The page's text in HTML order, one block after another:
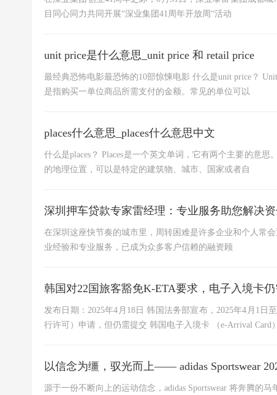
目同心同力共同开展“深业集团41周年开放周“活动
unit price是什么意思_unit price 和 retail price
最经典恐怖电影最恐怖的10部惊悚电影 什么是unit price？
是指购买一单位商品所需支付的金额。常见的单位可以
places什么意思_places什么意思中文
什么是places？ Places是一个英文单词，它有两个主要的意
的地理位置，可以是特定的建筑物、城市、国家或者自
深圳押车贷款专家雷经理：专业服务助您解决
在深圳这座快节奏的城市里，周转困难是许多企业和个人常
业经验和专业服务，已成为众多客户信赖的融资顾
韩国对22国旅客豁免K-ETA要求，电子入境卡
发布日期：2025年4月18日 韩国法务部宣布，2025年4月1
行许可）申请，但仍需提交 韩国电子入境卡 （e-Arrival Card
以信念为缰，驭光而上—— adidas Sportswear
源于一份不断向上的运动信念，adidas Sportswear 将奔腾的